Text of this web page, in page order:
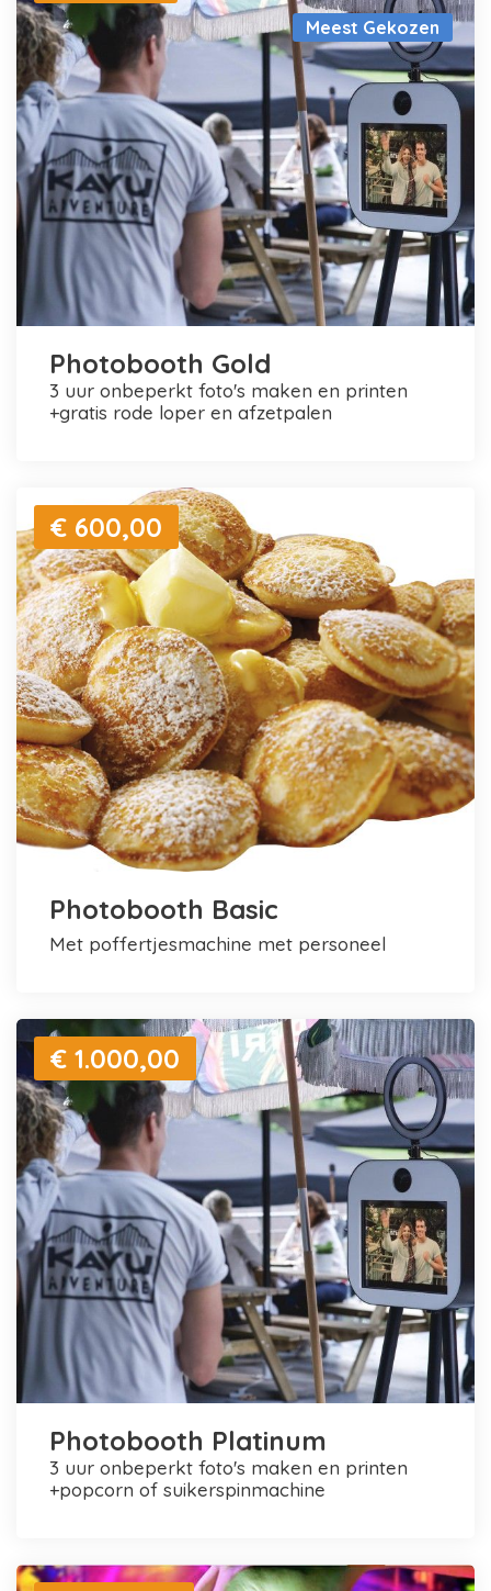
Meest Gekozen
Photobooth Gold
3 uur onbeperkt foto's maken en printen
+gratis rode loper en afzetpalen
€ 600,00
Photobooth Basic
met poffertjesmachine met personeel
€ 1.000,00
Photobooth Platinum
3 uur onbeperkt foto's maken en printen
+popcorn of suikerspinmachine